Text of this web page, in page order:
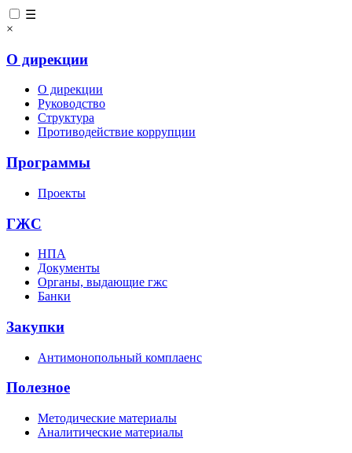
☰
×
О дирекции
О дирекции
Руководство
Структура
Противодействие коррупции
Программы
Проекты
ГЖС
НПА
Документы
Органы, выдающие гжс
Банки
Закупки
Антимонопольный комплаенс
Полезное
Методические материалы
Аналитические материалы